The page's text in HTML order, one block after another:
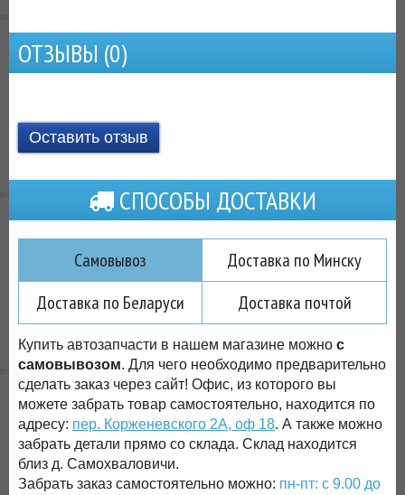
ОТЗЫВЫ (0)
Оставить отзыв
СПОСОБЫ ДОСТАВКИ
Самовывоз
Доставка по Минску
Доставка по Беларуси
Доставка почтой
Купить автозапчасти в нашем магазине можно с
самовывозом. Для чего необходимо предварительно
сделать заказ через сайт! Офис, из которого вы
можете забрать товар самостоятельно, находится по
адресу: пер. Корженевского 2А, оф 18. А также можно
забрать детали прямо со склада. Склад находится
близ д. Самохваловичи.
Забрать заказ самостоятельно можно: пн-пт: с 9.00 до